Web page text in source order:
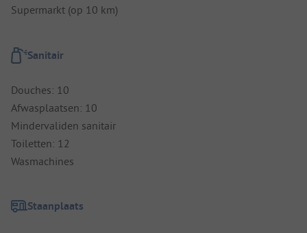
Supermarkt (op 10 km)
Sanitair
Douches: 10
Afwasplaatsen: 10
Mindervaliden sanitair
Toiletten: 12
Wasmachines
Staanplaats